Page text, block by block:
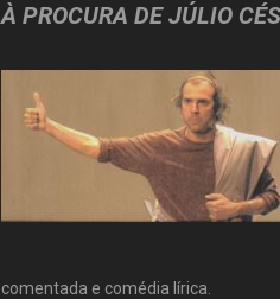
À PROCURA DE JÚLIO
comentada e comédia lírica.